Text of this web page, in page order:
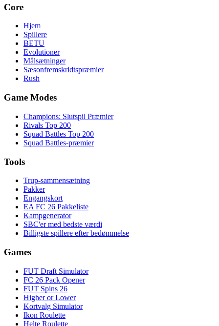
Core
Hjem
Spillere
BETU
Evolutioner
Målsætninger
Sæsonfremskridtspræmier
Rush
Game Modes
Champions: Slutspil Præmier
Rivals Top 200
Squad Battles Top 200
Squad Battles-præmier
Tools
Trup-sammensætning
Pakker
Engangskort
EA FC 26 Pakkeliste
Kampgenerator
SBC'er med bedste værdi
Billigste spillere efter bedømmelse
Games
FUT Draft Simulator
FC 26 Pack Opener
FUT Spins 26
Higher or Lower
Kortvalg Simulator
Ikon Roulette
Helte Roulette